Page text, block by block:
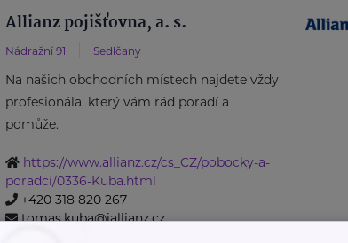
Allianz pojišťovna, a. s.
Nádražní 91 Sedlčany
Na našich obchodních místech najdete vždy
profesionála, který vám rád poradí a
pomůže.
https://www.allianz.cz/cs_CZ/pobocky-a-
poradci/0336-Kuba.html
+420 318 820 267
tomas.kuba@iallianz.cz